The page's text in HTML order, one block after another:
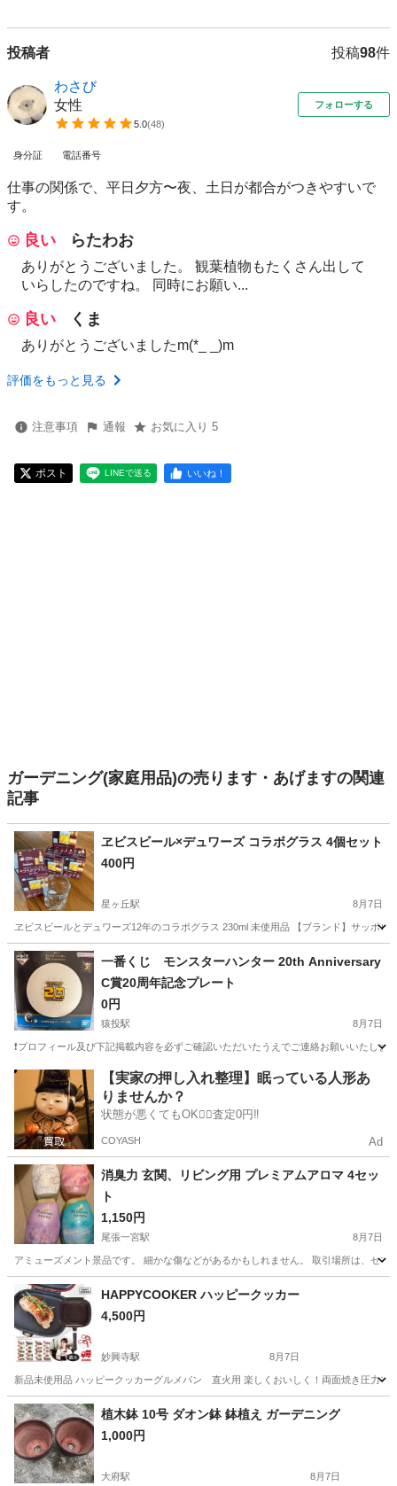
投稿者 投稿98件
わさび
女性
5.0(48)
フォローする
身分証 電話番号
仕事の関係で、平日夕方〜夜、土日が都合がつきやすいで
す。
良い らたわお
ありがとうございました。 観葉植物もたくさん出して
いらしたのですね。 同時にお願い...
良い くま
ありがとうございましたm(*_ _)m
評価をもっと見る
注意事項 通報 お気に入り 5
ポスト LINEで送る いいね！
ガーデニング(家庭用品)の売ります・あげますの関連
記事
ヱビスビール×デュワーズ コラボグラス 4個セット
400円
星ヶ丘駅 8月7日
ヱビスビールとデュワーズ12年のコラボグラス 230ml 未使用品 【ブランド】サッポ
愛知 名古屋市 星ヶ丘駅 サッポロビール
一番くじ モンスターハンター 20th Anniversary
C賞20周年記念プレート
0円
猿投駅 8月7日
❗️プロフィール及び下記掲載内容を必ずご確認いただいたうえでご連絡お願いいたし
愛知 豊田市 猿投駅 食器 20t
【実家の押し入れ整理】眠っている人形あ
りませんか？
状態が悪くてもOK🙆‍♀️査定0円‼️
COYASH Ad
消臭力 玄関、リビング用 プレミアムアロマ 4セッ
ト
1,150円
尾張一宮駅 8月7日
アミューズメント景品です。 細かな傷などがあるかもしれません。 取引場所は、セ
愛知 一宮市 芳香剤、消臭剤
HAPPYCOOKER ハッピークッカー
4,500円
妙興寺駅 8月7日
新品未使用品 ハッピークッカーグルメパン 直火用 楽しくおいしく！両面焼き圧力フ
愛知 一宮市 妙興寺駅 調理器具 フライパン
植木鉢 10号 ダオン鉢 鉢植え ガーデニング
1,000円
大府駅 8月7日